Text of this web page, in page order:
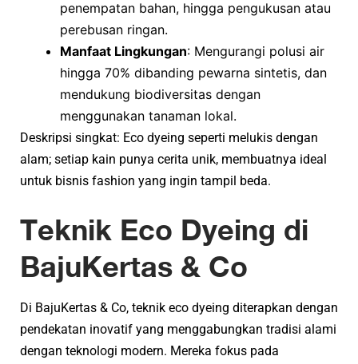
penempatan bahan, hingga pengukusan atau
perebusan ringan.
Manfaat Lingkungan: Mengurangi polusi air
hingga 70% dibanding pewarna sintetis, dan
mendukung biodiversitas dengan
menggunakan tanaman lokal.
Deskripsi singkat: Eco dyeing seperti melukis dengan
alam; setiap kain punya cerita unik, membuatnya ideal
untuk bisnis fashion yang ingin tampil beda.
Teknik Eco Dyeing di
BajuKertas & Co
Di BajuKertas & Co, teknik eco dyeing diterapkan dengan
pendekatan inovatif yang menggabungkan tradisi alami
dengan teknologi modern. Mereka fokus pada